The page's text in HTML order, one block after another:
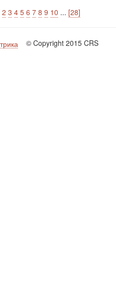
2 3 4 5 6 7 8 9 10 ... [28]
© Copyright 2015 CRS